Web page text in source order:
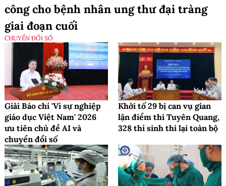
công cho bệnh nhân ung thư đại tràng
giai đoạn cuối
CHUYỂN ĐỔI SỐ
Giải Báo chí 'Vì sự nghiệp
giáo dục Việt Nam' 2026
ưu tiên chủ đề AI và
chuyển đổi số
Khởi tố 29 bị can vụ gian
lận điểm thi Tuyên Quang,
328 thí sinh thi lại toàn bộ